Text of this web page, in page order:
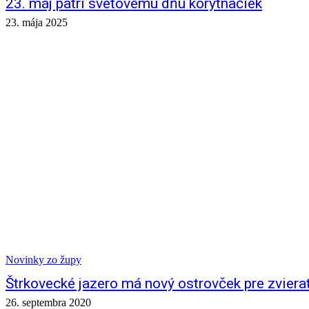
23. máj patrí svetovému dňu korytnačiek
23. mája 2025
Novinky zo župy
Štrkovecké jazero má nový ostrovček pre
26. septembra 2020